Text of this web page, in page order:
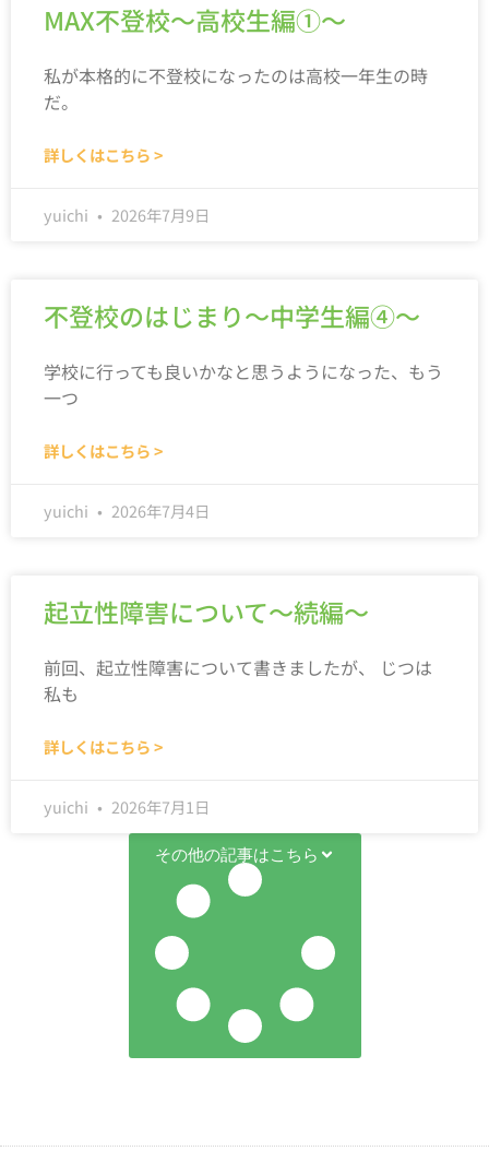
MAX不登校～高校生編①～
私が本格的に不登校になったのは高校一年生の時
だ。
詳しくはこちら >
yuichi 2026年7月9日
不登校のはじまり～中学生編④～
学校に行っても良いかなと思うようになった、もう
一つ
詳しくはこちら >
yuichi 2026年7月4日
起立性障害について～続編～
前回、起立性障害について書きましたが、 じつは
私も
詳しくはこちら >
yuichi 2026年7月1日
その他の記事はこちら